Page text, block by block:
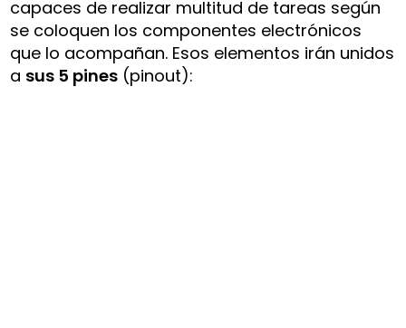
capaces de realizar multitud de tareas según
se coloquen los componentes electrónicos
que lo acompañan. Esos elementos irán unidos
a sus 5 pines (pinout):